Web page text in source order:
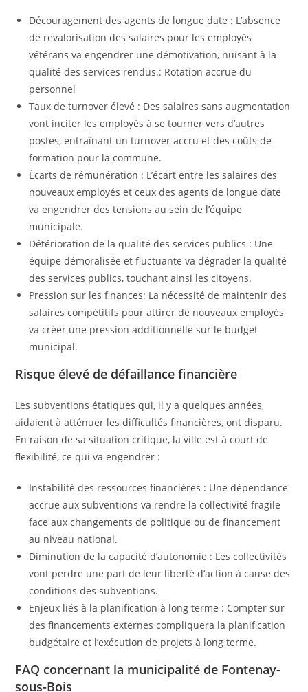
Découragement des agents de longue date : L’absence
de revalorisation des salaires pour les employés
vétérans va engendrer une démotivation, nuisant à la
qualité des services rendus.: Rotation accrue du
personnel
Taux de turnover élevé : Des salaires sans augmentation
vont inciter les employés à se tourner vers d’autres
postes, entraînant un turnover accru et des coûts de
formation pour la commune.
Écarts de rémunération : L’écart entre les salaires des
nouveaux employés et ceux des agents de longue date
va engendrer des tensions au sein de l’équipe
municipale.
Détérioration de la qualité des services publics : Une
équipe démoralisée et fluctuante va dégrader la qualité
des services publics, touchant ainsi les citoyens.
Pression sur les finances: La nécessité de maintenir des
salaires compétitifs pour attirer de nouveaux employés
va créer une pression additionnelle sur le budget
municipal.
Risque élevé de défaillance financière
Les subventions étatiques qui, il y a quelques années,
aidaient à atténuer les difficultés financières, ont disparu.
En raison de sa situation critique, la ville est à court de
flexibilité, ce qui va engendrer :
Instabilité des ressources financières : Une dépendance
accrue aux subventions va rendre la collectivité fragile
face aux changements de politique ou de financement
au niveau national.
Diminution de la capacité d’autonomie : Les collectivités
vont perdre une part de leur liberté d’action à cause des
conditions des subventions.
Enjeux liés à la planification à long terme : Compter sur
des financements externes compliquera la planification
budgétaire et l’exécution de projets à long terme.
FAQ concernant la municipalité de Fontenay-
sous-Bois